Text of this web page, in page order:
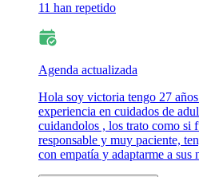
11 han repetido
Agenda actualizada
Hola soy victoria tengo 27
experiencia en cuidados de
cuidandolos , los trato como si
responsable y muy paciente,
con empatía y adaptarme a sus